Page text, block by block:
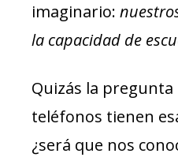
imaginario:
la capacidad de
Quizás la
teléfonos tienen
¿será que nos